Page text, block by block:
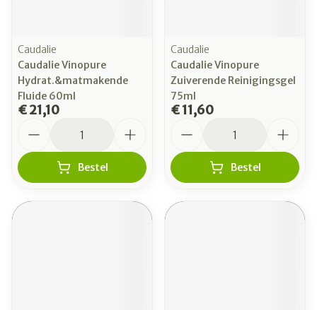
Caudalie
Caudalie Vinopure
Hydrat.&matmakende
Fluide 60ml
€ 21,10
Bestel
Caudalie
Caudalie Vinopure
Zuiverende Reinigingsgel
75ml
€ 11,60
Bestel